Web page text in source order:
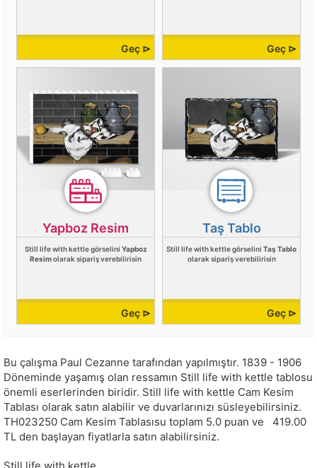
Geç ⊳ Geç ⊳
Yapboz Resim
Still life with kettle görselini Yapboz
Resimolarak sipariş verebilirisin
Geç ⊳
Taş Tablo
Still life with kettle görselini Taş Tablo
olarak sipariş verebilirisin
Geç ⊳
Bu çalışma Paul Cezanne tarafından yapılmıştır. 1839 - 1906
Döneminde yaşamış olan ressamın Still life with kettle tablosu
önemli eserlerinden biridir. Still life with kettle Cam Kesim
Tablası olarak satın alabilir ve duvarlarınızı süsleyebilirsiniz.
TH023250 Cam Kesim Tablasısu toplam 5.0 puan ve
419.00
TL den başlayan fiyatlarla satın alabilirsiniz.